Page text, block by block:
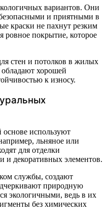
вариантов. Они
и приятными в
краски не пахнут резким
ровное покрытие, которое
стен и потолков в жилых
хорошей
к износу.
используют
льняное или
для отделки
и декоративных элементов.
службы, создают
природную
экологичными, ведь в их
без химических